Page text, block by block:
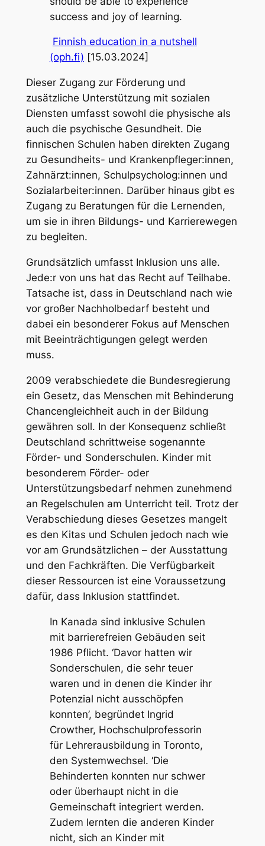
success and joy of learning.
Finnish education in a nutshell
(oph.fi) [15.03.2024]
Dieser Zugang zur Förderung und
zusätzliche Unterstützung mit sozialen
Diensten umfasst sowohl die physische als
auch die psychische Gesundheit. Die
finnischen Schulen haben direkten Zugang
zu Gesundheits- und Krankenpfleger:innen,
Zahnärzt:innen, Schulpsycholog:innen und
Sozialarbeiter:innen. Darüber hinaus gibt es
Zugang zu Beratungen für die Lernenden,
um sie in ihren Bildungs- und Karrierewegen
zu begleiten.
Grundsätzlich umfasst Inklusion uns alle.
Jede:r von uns hat das Recht auf Teilhabe.
Tatsache ist, dass in Deutschland nach wie
vor großer Nachholbedarf besteht und
dabei ein besonderer Fokus auf Menschen
mit Beeinträchtigungen gelegt werden
muss.
2009 verabschiedete die Bundesregierung
ein Gesetz, das Menschen mit Behinderung
Chancengleichheit auch in der Bildung
gewähren soll. In der Konsequenz schließt
Deutschland schrittweise sogenannte
Förder- und Sonderschulen. Kinder mit
besonderem Förder- oder
Unterstützungsbedarf nehmen zunehmend
an Regelschulen am Unterricht teil. Trotz der
Verabschiedung dieses Gesetzes mangelt
es den Kitas und Schulen jedoch nach wie
vor am Grundsätzlichen – der Ausstattung
und den Fachkräften. Die Verfügbarkeit
dieser Ressourcen ist eine Voraussetzung
dafür, dass Inklusion stattfindet.
In Kanada sind inklusive Schulen
mit barrierefreien Gebäuden seit
1986 Pflicht. ‘Davor hatten wir
Sonderschulen, die sehr teuer
waren und in denen die Kinder ihr
Potenzial nicht ausschöpfen
konnten’, begründet Ingrid
Crowther, Hochschulprofessorin
für Lehrerausbildung in Toronto,
den Systemwechsel. ‘Die
Behinderten konnten nur schwer
oder überhaupt nicht in die
Gemeinschaft integriert werden.
Zudem lernten die anderen Kinder
nicht, sich an Kinder mit